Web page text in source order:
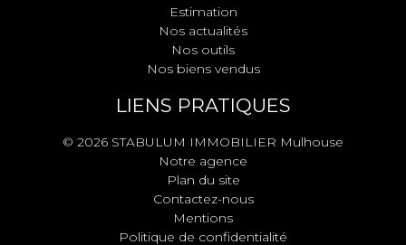
Estimation
Nos actualités
Nos outils
Nos biens vendus
LIENS PRATIQUES
© 2026 STABULUM IMMOBILIER Mulhouse
Notre agence
Plan du site
Contactez-nous
Mentions
Politique de confidentialité